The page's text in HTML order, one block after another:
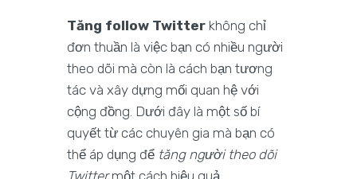
Tăng follow Twitter không chỉ
đơn thuần là việc bạn có nhiều người
theo dõi mà còn là cách bạn tương
tác và xây dựng mối quan hệ với
cộng đồng. Dưới đây là một số bí
quyết từ các chuyên gia mà bạn có
thể áp dụng để tăng người theo dõi